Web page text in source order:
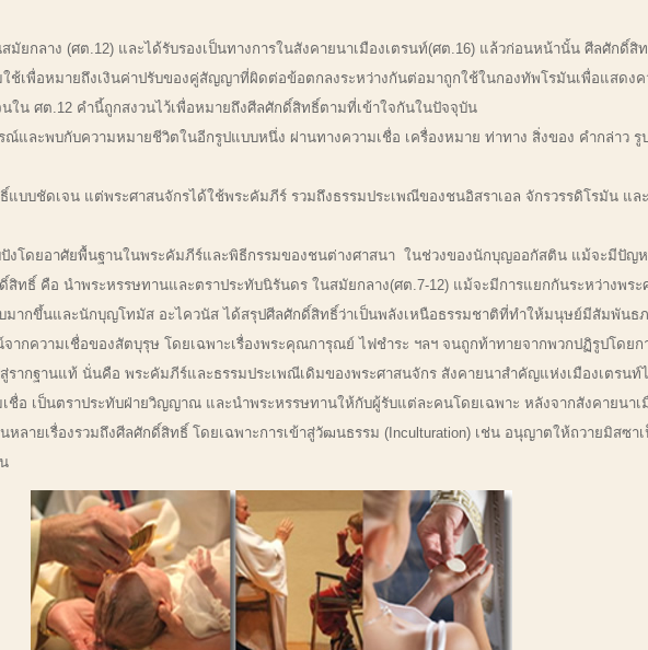
กลาง (ศต.12) และได้รับรองเป็นทางการในสังคายนาเมืองเตรนท์(ศต.16) แล้วก่อนหน้านั้น ศีลศักดิ์สิ
ใช้เพื่อหมายถึงเงินค่าปรับของคู่สัญญาที่ผิดต่อข้อตกลงระหว่างกันต่อมาถูกใช้ในกองทัพโรมันเพื่อแสด
ใน ศต.12 คำนี้ถูกสงวนไว้เพื่อหมายถึงศีลศักดิ์สิทธิ์ตามที่เข้าใจกันในปัจจุบัน
ละพบกับความหมายชีวิตในอีกรูปแบบหนึ่ง ผ่านทางความเชื่อ เครื่องหมาย ท่าทาง สิ่งของ คำกล่าว รู
บชัดเจน แต่พระศาสนจักรได้ใช้พระคัมภีร์ รวมถึงธรรมประเพณีของชนอิสราเอล จักรวรรดิโรมัน แ
โดยอาศัยพื้นฐานในพระคัมภีร์และพิธีกรรมของชนต่างศาสนา ในช่วงของนักบุญออกัสติน แม้จะมีปัญ
ทธิ์ คือ นำพระหรรษทานและตราประทับนิรันดร ในสมัยกลาง(ศต.7-12) แม้จะมีการแยกกันระหว่างพร
มากขึ้นและนักบุญโทมัส อะไควนัส ได้สรุปศีลศักดิ์สิทธิ์ว่าเป็นพลังเหนือธรรมชาติที่ทำให้มนุษย์มีสัมพันธ
ความเชื่อของสัตบุรุษ โดยเฉพาะเรื่องพระคุณการุณย์ ไฟชำระ ฯลฯ จนถูกท้าทายจากพวกปฏิรูปโดยก
ากฐานแท้ นั่นคือ พระคัมภีร์และธรรมประเพณีเดิมของพระศาสนจักร สังคายนาสำคัญแห่งเมืองเตรน
อ เป็นตราประทับฝ่ายวิญญาณ และนำพระหรรษทานให้กับผู้รับแต่ละคนโดยเฉพาะ หลังจากสังคายนาเ
ลายเรื่องรวมถึงศีลศักดิ์สิทธิ์ โดยเฉพาะการเข้าสู่วัฒนธรรม (Inculturation) เช่น อนุญาตให้ถวายมิสซ